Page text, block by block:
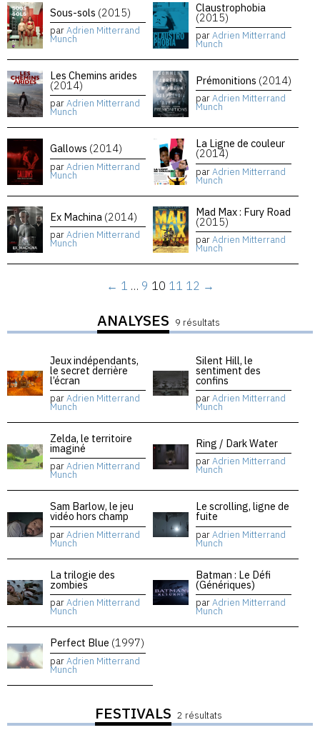
Sous-sols (2015)
parAdrien Mitterrand
Munch
Claustrophobia
(2015)
parAdrien Mitterrand
Munch
Les Chemins arides
(2014)
parAdrien Mitterrand
Munch
Prémonitions (2014)
parAdrien Mitterrand
Munch
Gallows (2014)
parAdrien Mitterrand
Munch
La Ligne de couleur
(2014)
parAdrien Mitterrand
Munch
Ex Machina (2014)
parAdrien Mitterrand
Munch
Mad Max : Fury Road
(2015)
parAdrien Mitterrand
Munch
← 1 … 9 10 11 12 →
ANALYSES 9 résultats
Jeux indépendants,
le secret derrière
l’écran
parAdrien Mitterrand
Munch
Silent Hill, le
sentiment des
confins
parAdrien Mitterrand
Munch
Zelda, le territoire
imaginé
parAdrien Mitterrand
Munch
Ring / Dark Water
parAdrien Mitterrand
Munch
Sam Barlow, le jeu
vidéo hors champ
parAdrien Mitterrand
Munch
Le scrolling, ligne de
fuite
parAdrien Mitterrand
Munch
La trilogie des
zombies
parAdrien Mitterrand
Munch
Batman : Le Défi
(Génériques)
parAdrien Mitterrand
Munch
Perfect Blue (1997)
parAdrien Mitterrand
Munch
FESTIVALS 2 résultats